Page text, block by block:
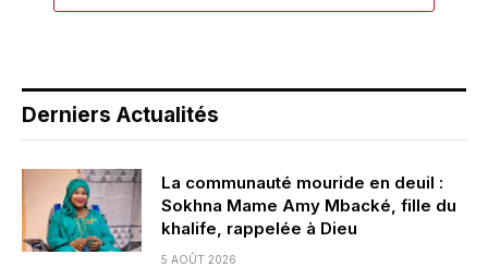
Derniers Actualités
La communauté mouride en deuil :
Sokhna Mame Amy Mbacké, fille du
khalife, rappelée à Dieu
5 AOÛT 2026